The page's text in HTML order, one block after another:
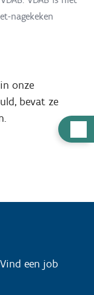
u
nagekeken
onze
bevat ze
Vind een job